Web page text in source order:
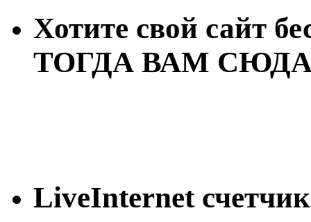
Хотите свой сайт
ТОГДА ВАМ
LiveInternet счетчик